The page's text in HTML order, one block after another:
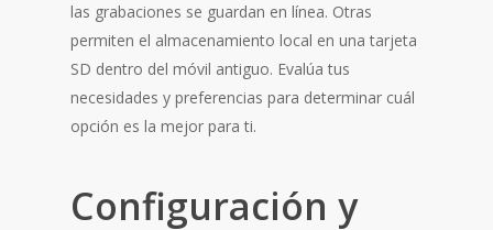
las grabaciones se guardan en línea. Otras
permiten el almacenamiento local en una tarjeta
SD dentro del móvil antiguo. Evalúa tus
necesidades y preferencias para determinar cuál
opción es la mejor para ti.
Configuración y